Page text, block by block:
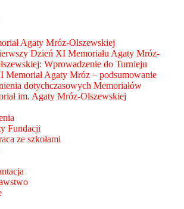
Agaty Mróz-Olszewskiej
Dzień XI Memoriału Agaty Mróz-
Wprowadzenie do Turnieju
Memoriał Agaty Mróz – podsumowanie
dotychczasowych Memoriałów
im. Agaty Mróz-Olszewskiej
Fundacji
ze szkołami